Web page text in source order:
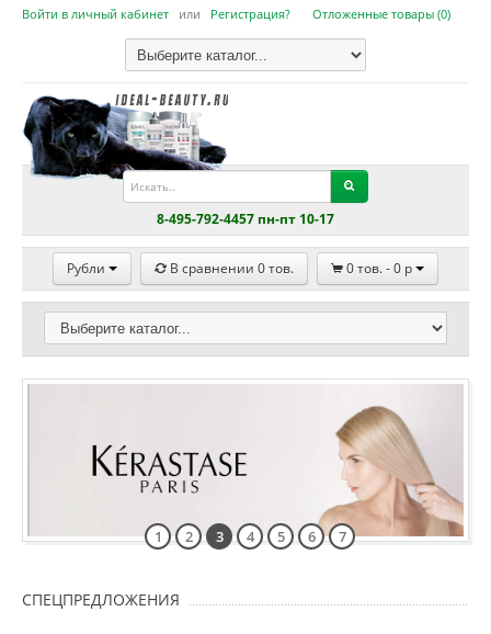
Войти в личный кабинет или Регистрация? Отложенные товары (0)
8-495-792-4457 пн-пт 10-17
Рубли В сравнении 0тов. 0тов. -0 p
1 2 3 4 5 6 7
СПЕЦПРЕДЛОЖЕНИЯ